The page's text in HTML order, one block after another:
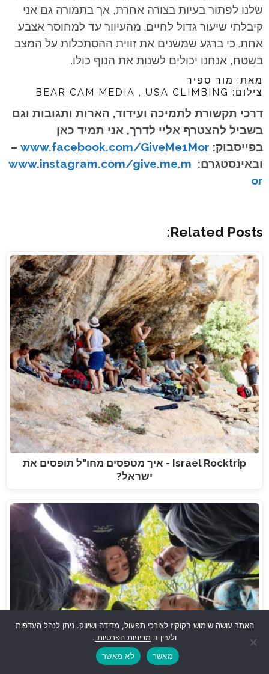
שלנו לפתור בעיות בצורה אחרת, אך בתמורה גם אני
קיבלתי שיעור גדול לחיים. מהעיוור עד למחוסר אצבע
אחת. כי ברגע שמשנים את זווית ההסתכלות על המצב
בשטח, אנחנו יכולים לשנות את הנוף כולו.
מאת: מור ספיר
צילום: BEAR CAM MEDIA , USA CLIMBING
דרכי תקשורת לתמיכה ועידוד, הארות ותגובות וגם
בשביל להצטרף אליי לדרך, אני תמיד כאן
בפייסבוק: www.facebook.com/GiveMe1Mor
–
ובאינסטגרם: www.instagram.com/give.me.m
or
Related Posts:
Israel Rocktrip - איך מטפסים מחו"ל תופסים את
ישראל?
האתר עושה שימוש בקוקיז לצורכי תפעול, מדידה ושיווק. ניתן לנהל העדפות
ולעיין ב מדיניות הפרטיות .
מאשר
לא מאשר